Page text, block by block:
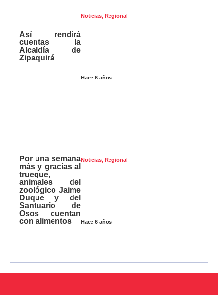
Noticias, Regional
Hace 6 años
Así rendirá
cuentas la
Alcaldía de
Zipaquirá
Noticias, Regional
Hace 6 años
Por una semana
más y gracias al
trueque,
animales del
zoológico Jaime
Duque y del
Santuario de
Osos cuentan
con alimentos